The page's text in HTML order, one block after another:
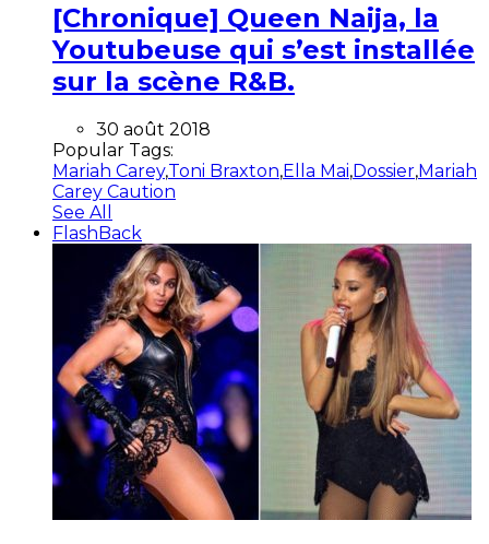
[Chronique] Queen Naija, la
Youtubeuse qui s’est installée
sur la scène R&B.
30 août 2018
Popular Tags:
Mariah Carey,Toni Braxton,Ella Mai,Dossier,Mariah
Carey Caution
See All
FlashBack